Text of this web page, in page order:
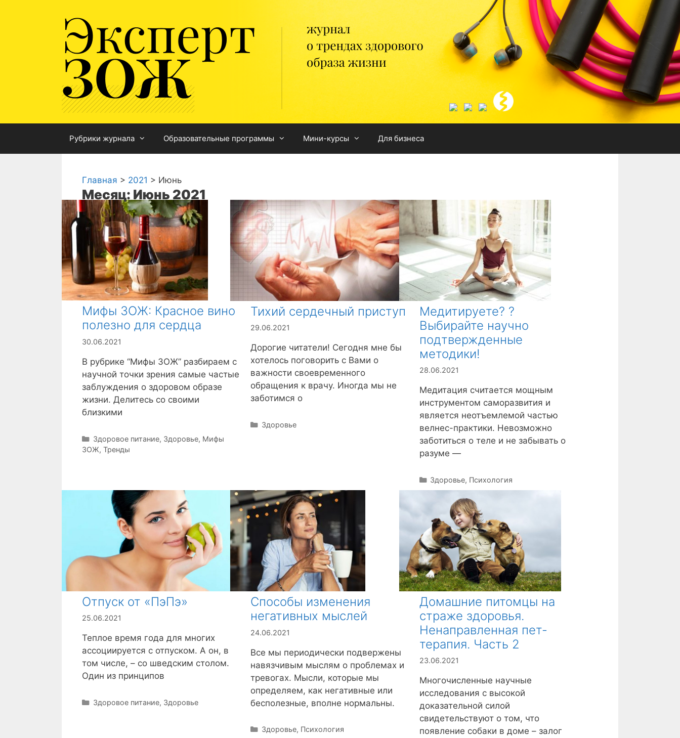
Рубрики журнала Образовательные программы Мини-курсы Для бизнеса
Главная > 2021 > Июнь
Месяц: Июнь 2021
Мифы ЗОЖ: Красное вино
полезно для сердца
30.06.2021
В рубрике “Мифы ЗОЖ” разбираем с
научной точки зрения самые частые
заблуждения о здоровом образе
жизни. Делитесь со своими
близкими
Р
у
к
Здоровое питание, Здоровье, Мифы
ЗОЖ, Тренды
Тихий сердечный приступ
29.06.2021
Дорогие читатели! Сегодня мне бы
хотелось поговорить с Вами о
важности своевременного
обращения к врачу. Иногда мы не
заботимся о
Р
и
Здоровье
Медитируете? ?
Выбирайте научно
подтвержденные
методики!
28.06.2021
Медитация считается мощным
инструментом саморазвития и
является неотъемлемой частью
велнес-практики. Невозможно
заботиться о теле и не забывать о
разуме —
Р
у
и
к
и
Здоровье, Психология
Отпуск от «ПэПэ»
25.06.2021
Теплое время года для многих
ассоциируется с отпуском. А он, в
том числе, – со шведским столом.
Один из принципов
Р
Здоровое питание, Здоровье
Способы изменения
негативных мыслей
24.06.2021
Все мы периодически подвержены
навязчивым мыслям о проблемах и
тревогах. Мысли, которые мы
определяем, как негативные или
бесполезные, вполне нормальны.
Р
Здоровье, Психология
Домашние питомцы на
страже здоровья.
Ненаправленная пет-
терапия. Часть 2
23.06.2021
Многочисленные научные
исследования с высокой
доказательной силой
свидетельствуют о том, что
появление собаки в доме – залог